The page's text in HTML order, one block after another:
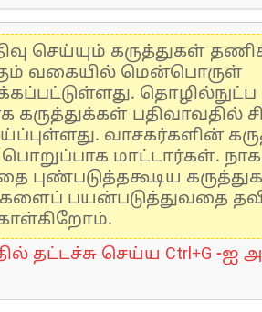
செய்யும் கருத்துகள்
வகையில் மென்பொருள்
கருத்துக்கள் பதிவாவதில்
வாசகர்களின்
பொறுப்பாக மாட்டார்கள்.
புண்படுத்தகூடிய
பயன்படுத்துவதை
தட்டச்சு செய்ய Ctrl+G -ஐ